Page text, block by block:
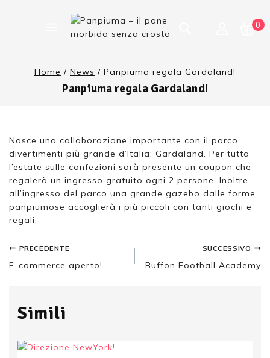
0
Home / News / Panpiuma regala Gardaland!
Panpiuma regala Gardaland!
Nasce una collaborazione importante con il parco
divertimenti più grande d’Italia: Gardaland. Per tutta
l’estate sulle confezioni sarà presente un coupon che
regalerà un ingresso gratuito ogni 2 persone. Inoltre
all’ingresso del parco una grande gazebo dalle forme
panpiumose accoglierà i più piccoli con tanti giochi e
regali.
PRECEDENTE
E-commerce aperto!
SUCCESSIVO
Buffon Football Academy
Simili